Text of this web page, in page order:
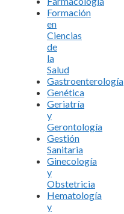
Formación
en
Ciencias
de
la
Salud
Gastroenterología
Genética
Geriatría
y
Gerontología
Gestión
Sanitaria
Ginecología
y
Obstetricia
Hematología
y